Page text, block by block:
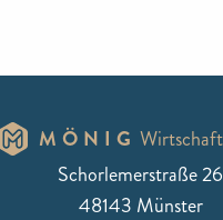
MÖNIG
Schorlemerstraße 26
48143 Münster